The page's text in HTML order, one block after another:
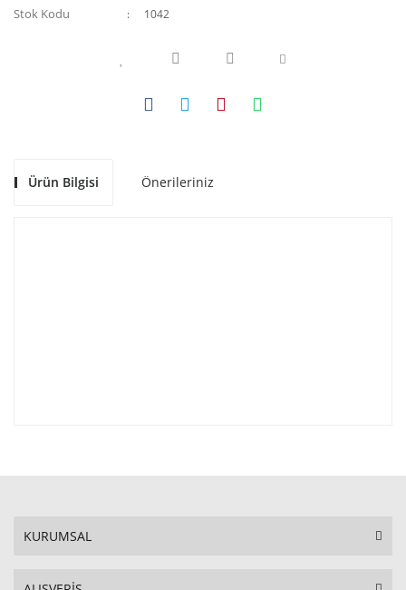
Stok Kodu 1042
Ürün Bilgisi Önerileriniz
KURUMSAL